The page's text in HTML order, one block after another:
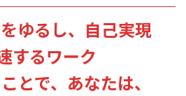
ゆるし、自己実現
するワーク
とで、あなたは、